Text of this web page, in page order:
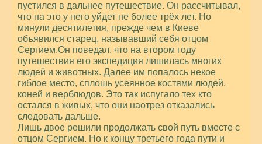
пустился в дальнее путешествие. Он рассчитывал,
что на это у него уйдет не более трёх лет. Но
минули десятилетия, прежде чем в Киеве
объявился старец, называвший себя отцом
Сергием.Он поведал, что на втором году
путешествия его экспедиция лишилась многих
людей и животных. Далее им попалось некое
гиблое место, сплошь усеянное костями людей,
коней и верблюдов. Это так испугало тех кто
остался в живых, что они наотрез отказались
следовать дальше.
Лишь двое решили продолжать свой путь вместе с
отцом Сергием. Но к концу третьего года пути и